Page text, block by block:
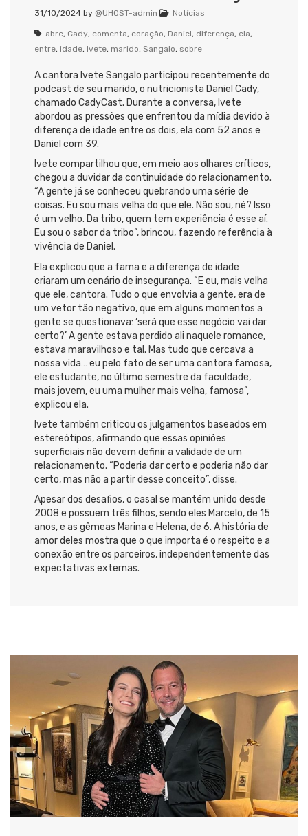
31/10/2024 by @UHOST-admin Notícias
abre, Cady, comenta, coração, Daniel, diferença, ela,
entre, idade, Ivete, marido, Sangalo, sobre
A cantora Ivete Sangalo participou recentemente do
podcast de seu marido, o nutricionista Daniel Cady,
chamado CadyCast. Durante a conversa, Ivete
abordou as pressões que enfrentou da mídia devido à
diferença de idade entre os dois, ela com 52 anos e
Daniel com 39.
Ivete compartilhou que, em meio aos olhares críticos,
chegou a duvidar da continuidade do relacionamento.
“A gente já se conheceu quebrando uma série de
coisas. Eu sou mais velha do que ele. Não sou, né? Isso
é um velho. Da tribo, quem tem experiência é esse aí.
Eu sou o sabor da tribo”, brincou, fazendo referência à
vivência de Daniel.
Ela explicou que a fama e a diferença de idade
criaram um cenário de insegurança. “E eu, mais velha
que ele, cantora. Tudo o que envolvia a gente, era de
um vetor tão negativo, que em alguns momentos a
gente se questionava: ‘será que esse negócio vai dar
certo?’ A gente estava perdido ali naquele romance,
estava maravilhoso e tal. Mas tudo que cercava a
nossa vida… eu pelo fato de ser uma cantora famosa,
ele estudante, no último semestre da faculdade,
mais jovem, eu uma mulher mais velha, famosa”,
explicou ela.
Ivete também criticou os julgamentos baseados em
estereótipos, afirmando que essas opiniões
superficiais não devem definir a validade de um
relacionamento. “Poderia dar certo e poderia não dar
certo, mas não a partir desse conceito”, disse.
Apesar dos desafios, o casal se mantém unido desde
2008 e possuem três filhos, sendo eles Marcelo, de 15
anos, e as gêmeas Marina e Helena, de 6. A história de
amor deles mostra que o que importa é o respeito e a
conexão entre os parceiros, independentemente das
expectativas externas.